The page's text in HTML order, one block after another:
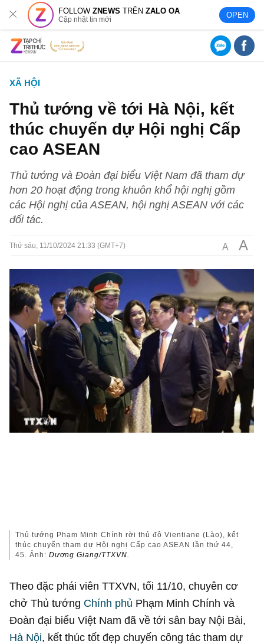
FOLLOWZNEWS TRÊNZALO OA
Cập nhật tin mới OPEN
XÃ HỘI
Thủ tướng về tới Hà Nội, kết
thúc chuyến dự Hội nghị Cấp
cao ASEAN
Thủ tướng và Đoàn đại biểu Việt Nam đã tham dự
hơn 20 hoạt động trong khuôn khổ hội nghị gồm
các Hội nghị của ASEAN, hội nghị ASEAN với các
đối tác.
Thứ sáu, 11/10/2024 21:33 (GMT+7) A A
Thủ tướng Phạm Minh Chính rời thủ đô Vientiane (Lào), kết
thúc chuyến tham dự Hội nghị Cấp cao ASEAN lần thứ 44,
45. Ảnh:Dương Giang/TTXVN.
Theo đặc phái viên TTXVN, tối 11/10, chuyên cơ
chở Thủ tướng Chính phủ Phạm Minh Chính và
Đoàn đại biểu Việt Nam đã về tới sân bay Nội Bài,
Hà Nội, kết thúc tốt đẹp chuyến công tác tham dự